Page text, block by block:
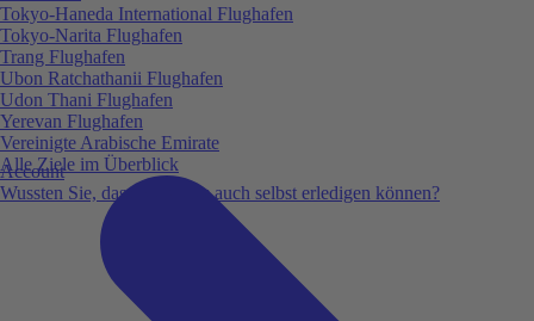
Account
Wussten Sie, dass Sie vieles auch selbst erledigen können?
Tokyo-Haneda International Flughafen
Tokyo-Narita Flughafen
Trang Flughafen
Ubon Ratchathanii Flughafen
Udon Thani Flughafen
Yerevan Flughafen
Vereinigte Arabische Emirate
Alle Ziele im Überblick